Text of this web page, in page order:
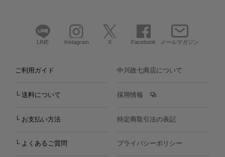
LINE Instagram X Facebook メールマガジン
ご利用ガイド
└ 送料について
└ お支払い方法
└ よくあるご質問
中川政七商店について
採用情報
特定商取引法の表記
プライバシーポリシー